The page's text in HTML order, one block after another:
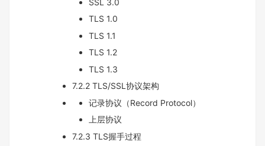
TLS 1.0
TLS 1.1
TLS 1.2
TLS 1.3
7.2.2 TLS/SSL协议架构
记录协议（Record Protocol）
上层协议
7.2.3 TLS握手过程